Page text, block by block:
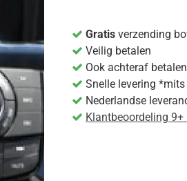
Gratisverzending
Veilig betalen
Ook achteraf betalen
Snelle levering
Nederlandse
Klantbeoordeling 9+